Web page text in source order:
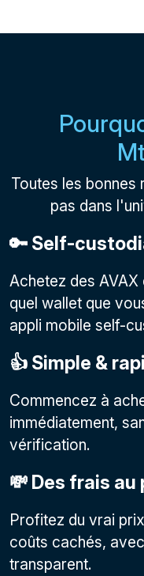
Toutes les
pas dans
🔑 Self-
Achetez des
quel wallet que
appli mobile self-
👍 Simple &
Commencez à
immédiatement,
vérification.
💸 Des frais au
Profitez du vrai
coûts cachés,
transparent.